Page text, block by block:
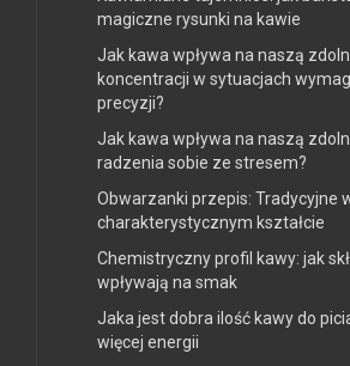
magiczne rysunki na kawie
Jak kawa wpływa na naszą
koncentracji w sytuacjach
precyzji?
Jak kawa wpływa na naszą
radzenia sobie ze stresem?
Obwarzanki przepis: Tradycyjne
charakterystycznym kształcie
Chemistryczny profil kawy: jak
wpływają na smak
Jaka jest dobra ilość kawy do
więcej energii